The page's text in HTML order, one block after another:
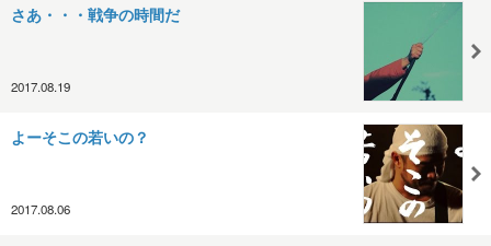
さあ・・・戦争の時間だ
2017.08.19
よーそこの若いの？
2017.08.06